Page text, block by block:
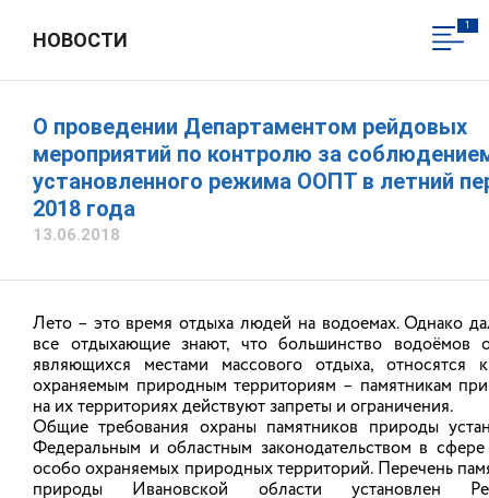
Официальный сайт
Вход в личный кабинет
НОВОСТИ
1
О проведении Департаментом рейдовых
мероприятий по контролю за
установленного режима ООПТ в летний
2018 года
13.06.2018
Лето – это время отдыха людей на водоемах. Однако
все отдыхающие знают, что большинство водоёмов
являющихся местами массового отдыха, относятся
охраняемым природным территориям – памятникам
на их территориях действуют запреты и ограничения.
Общие требования охраны памятников природы
Федеральным и областным законодательством в
особо охраняемых природных территорий. Перечень
природы Ивановской области установлен